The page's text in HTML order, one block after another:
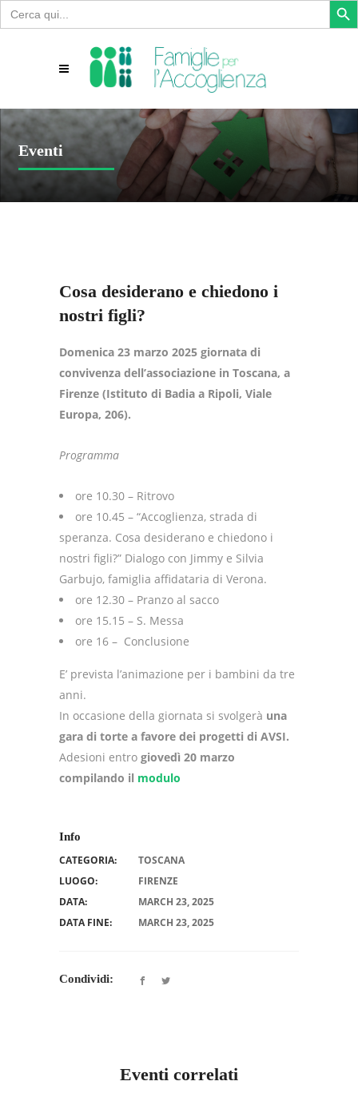
Search
for:
Eventi
Cosa desiderano e chiedono i
nostri figli?
Domenica 23 marzo 2025 giornata di
convivenza dell’associazione in Toscana, a
Firenze (Istituto di Badia a Ripoli, Viale
Europa, 206).
Programma
ore 10.30 – Ritrovo
ore 10.45 – “Accoglienza, strada di
speranza. Cosa desiderano e chiedono i
nostri figli?” Dialogo con Jimmy e Silvia
Garbujo, famiglia affidataria di Verona.
ore 12.30 – Pranzo al sacco
ore 15.15 – S. Messa
ore 16 – Conclusione
E’ prevista l’animazione per i bambini da tre
anni.
In occasione della giornata si svolgerà una
gara di torte a favore dei progetti di AVSI.
Adesioni entro giovedì 20 marzo
compilando il modulo
Info
CATEGORIA:
TOSCANA
LUOGO:
FIRENZE
DATA:
MARCH 23, 2025
DATA FINE:
MARCH 23, 2025
Condividi:
Eventi correlati